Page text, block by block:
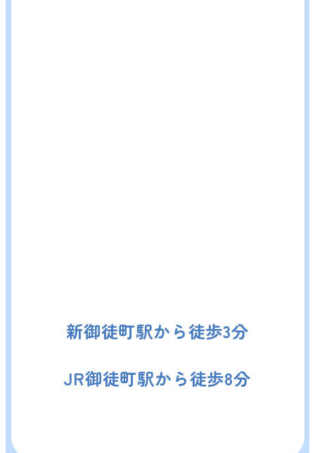
新御徒町駅から徒歩3分
JR御徒町駅から徒歩8分